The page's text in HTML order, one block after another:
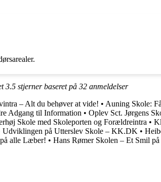
3.5 stjerner baseret på 32 anmeldelser
– Alt du behøver at vide! • Auning Skole:
Adgang til Information • Oplev Sct. Jørgens
Skole med Skoleporten og Forældreintra •
Udviklingen på Utterslev Skole – KK.DK •
alle Læber! • Hans Rømer Skolen – Et Smil